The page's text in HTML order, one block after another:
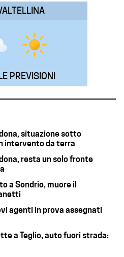
PREVISIONI
situazione sotto
intervento da terra
resta un solo fronte
a Sondrio, muore il
agenti in prova assegnati
a Teglio, auto fuori strada: